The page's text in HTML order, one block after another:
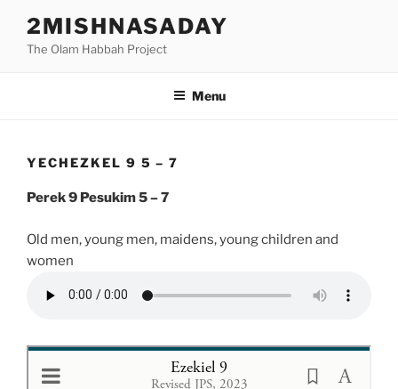
content
2MISHNASADAY
The Olam Habbah Project
Menu
YECHEZKEL 9 5 – 7
Perek 9 Pesukim 5 – 7
Old men, young men, maidens, young children and
women